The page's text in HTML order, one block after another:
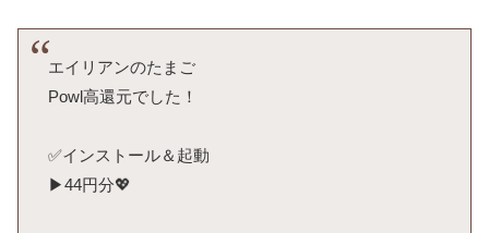
エイリアンのたまご
Powl高還元でした！
✅インストール＆起動
▶︎44円分💖